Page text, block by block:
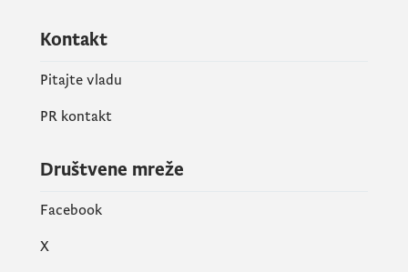
Kontakt
Pitajte vladu
PR kontakt
Društvene mreže
Facebook
X